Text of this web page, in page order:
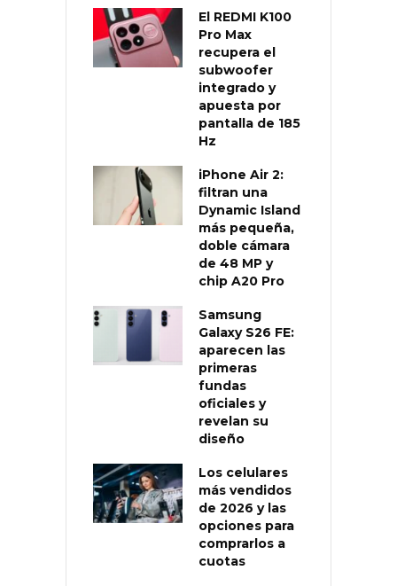
El REDMI K100
Pro Max
recupera el
subwoofer
integrado y
apuesta por
pantalla de 185
Hz
iPhone Air 2:
filtran una
Dynamic Island
más pequeña,
doble cámara
de 48 MP y
chip A20 Pro
Samsung
Galaxy S26 FE:
aparecen las
primeras
fundas
oficiales y
revelan su
diseño
Los celulares
más vendidos
de 2026 y las
opciones para
comprarlos a
cuotas